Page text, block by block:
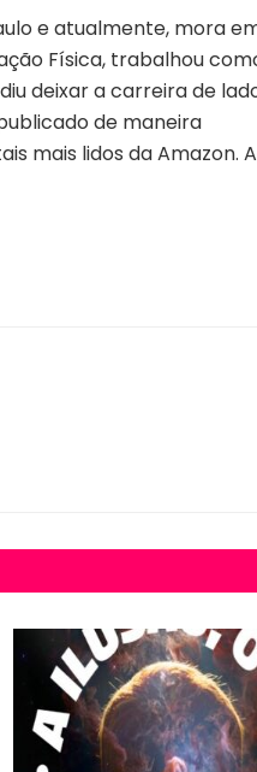
e atualmente, mora
Física, trabalhou
deixar a carreira de
de maneira
mais lidos da Amazon.